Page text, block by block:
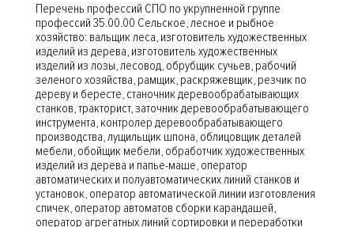
Перечень профессий СПО по укрупненной группе
профессий 35.00.00 Сельское, лесное и рыбное
хозяйство: вальщик леса, изготовитель художественных
изделий из дерева, изготовитель художественных
изделий из лозы, лесовод, обрубщик сучьев, рабочий
зеленого хозяйства, рамщик, раскряжевщик, резчик по
дереву и бересте, станочник деревообрабатывающих
станков, тракторист, заточник деревообрабатывающего
инструмента, контролер деревообрабатывающего
производства, лущильщик шпона, облицовщик деталей
мебели, обойщик мебели, обработчик художественных
изделий из дерева и папье-маше, оператор
автоматических и полуавтоматических линий станков и
установок, оператор автоматической линии изготовления
спичек, оператор автоматов сборки карандашей,
оператор агрегатных линий сортировки и переработки